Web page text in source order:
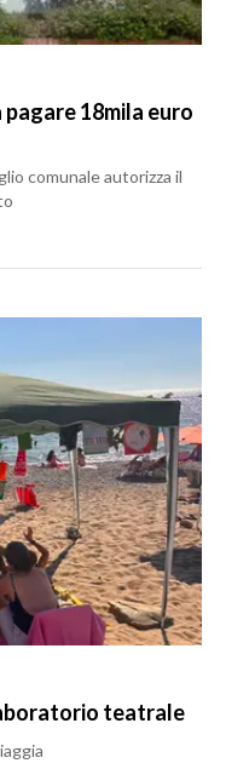
18mila euro
comunale autorizza il
teatrale